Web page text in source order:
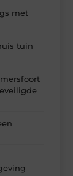
met
tuin